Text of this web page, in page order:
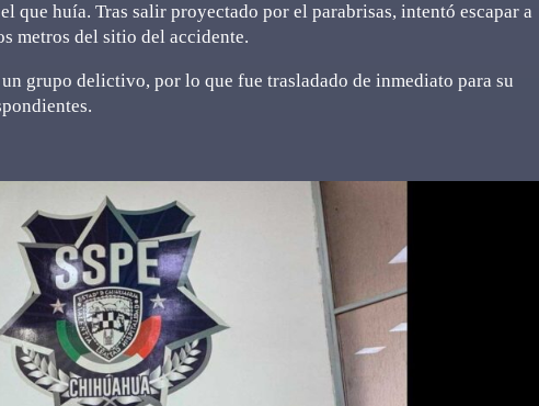
que huía. Tras salir proyectado por el parabrisas, intentó escapar a
metros del sitio del accidente.
grupo delictivo, por lo que fue trasladado de inmediato para su